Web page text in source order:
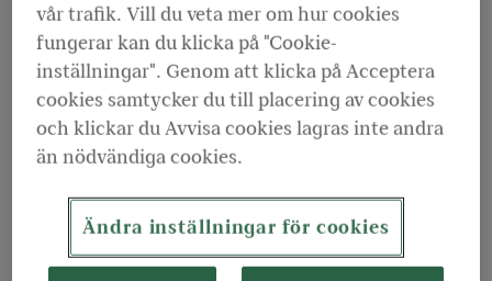
lösningar som passar er verksamhet bäst.
Vad kan vi hjälpa dig med?
Förmånskollen - en genomgång av förmåner
och rutiner
vår trafik. Vill du veta mer om hur cookies
fungerar kan du klicka på "Cookie-
inställningar". Genom att klicka på Acceptera
cookies samtycker du till placering av cookies
och klickar du Avvisa cookies lagras inte andra
än nödvändiga cookies.
Ändra inställningar för cookies